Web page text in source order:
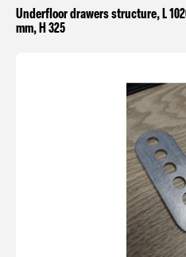
Underfloor drawers structure, L
mm, H 325